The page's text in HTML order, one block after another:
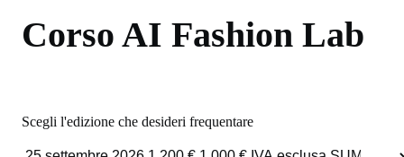
Corso AI Fashion Lab
Scegli l'edizione che desideri frequentare